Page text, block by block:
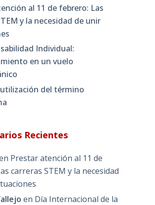
al 11 de febrero: Las
y la necesidad de unir
Individual:
en un vuelo
del término
Recientes
Prestar atención al 11 de
carreras STEM y la necesidad
en Día Internacional de la